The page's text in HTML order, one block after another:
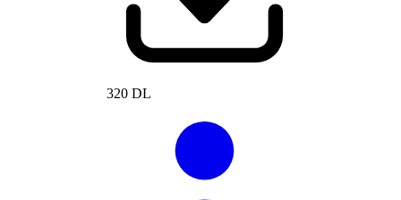
320 DL